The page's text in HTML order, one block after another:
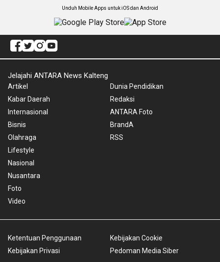
Unduh Mobile Apps untuk iOS dan Android
Jelajahi ANTARA News Kalteng
Artikel
Kabar Daerah
Internasional
Bisnis
Olahraga
Lifestyle
Nasional
Nusantara
Foto
Video
Dunia Pendidikan
Redaksi
ANTARA Foto
BrandA
RSS
Ketentuan Penggunaan
Kebijakan Privasi
Kebijakan Cookie
Pedoman Media Siber